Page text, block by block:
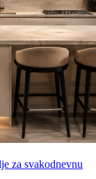
za svakodnevnu